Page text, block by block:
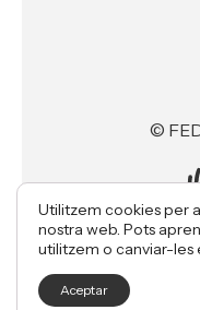
©
Made
Utilitzem cookies per
nostra web. Pots
utilitzem o canviar-les
Aceptar